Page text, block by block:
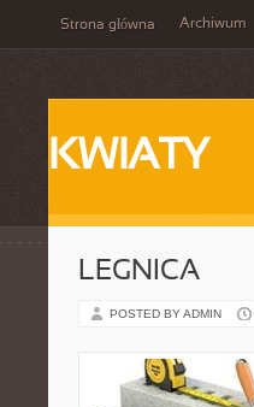
Strona główna Archiwum
KWIATY
LEGNICA
POSTED BY ADMIN